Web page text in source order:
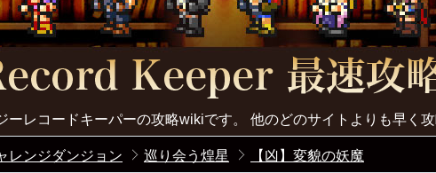
ーレコードキーパーの攻略wikiです。 他のどのサイトよりも早く攻
レンジダンジョン 巡り会う煌星 【凶】変貌の妖魔